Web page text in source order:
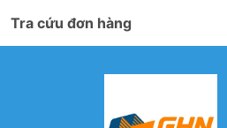
Tra cứu đơn hàng